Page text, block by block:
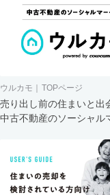
ウルカモ｜TOPページ
売り出し前の住まいと出
中古不動産のソーシャル